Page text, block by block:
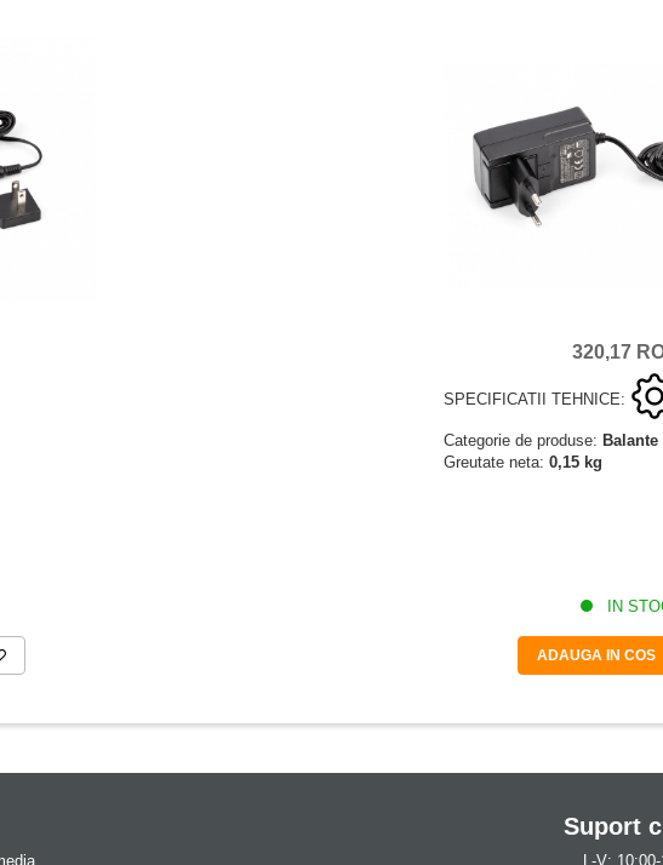
320,17
SPECIFICATII TEHNICE:
Categorie de produse: Balante
Greutate neta: 0,15 kg
IN
ADAUGA IN COS
Suport
L-V: